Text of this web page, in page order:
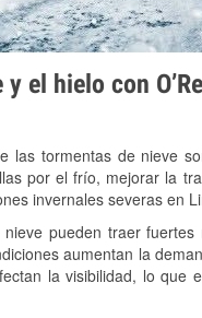
el hielo con
las tormentas de nieve
por el frío, mejorar la
invernales severas en
pueden traer
aumentan la
la visibilidad, lo que